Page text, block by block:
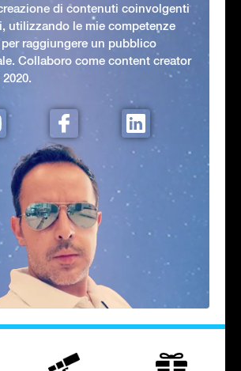
di contenuti coinvolgenti
utilizzando le mie competenze
raggiungere un pubblico
Collaboro come content creator